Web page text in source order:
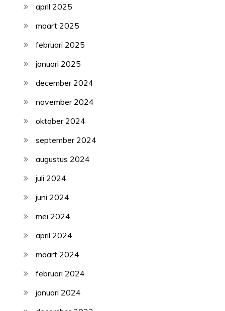
april 2025
maart 2025
februari 2025
januari 2025
december 2024
november 2024
oktober 2024
september 2024
augustus 2024
juli 2024
juni 2024
mei 2024
april 2024
maart 2024
februari 2024
januari 2024